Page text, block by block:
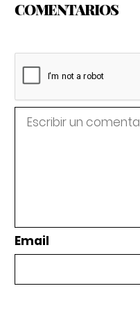
COMENTARIOS
Email